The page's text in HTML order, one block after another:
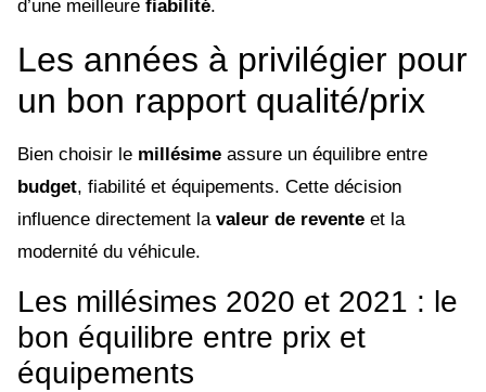
d’une meilleure fiabilité.
Les années à privilégier pour
un bon rapport qualité/prix
Bien choisir le millésime assure un équilibre entre
budget, fiabilité et équipements. Cette décision
influence directement la valeur de revente et la
modernité du véhicule.
Les millésimes 2020 et 2021 : le
bon équilibre entre prix et
équipements